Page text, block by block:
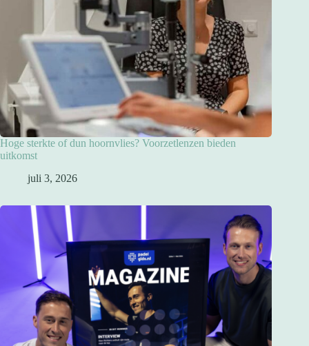
Hoge sterkte of dun hoornvlies? Voorzetlenzen bieden
uitkomst
juli 3, 2026